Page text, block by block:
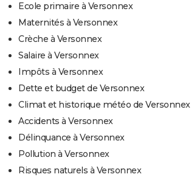
Ecole primaire à Versonnex
Maternités à Versonnex
Crèche à Versonnex
Salaire à Versonnex
Impôts à Versonnex
Dette et budget de Versonnex
Climat et historique météo de Versonnex
Accidents à Versonnex
Délinquance à Versonnex
Pollution à Versonnex
Risques naturels à Versonnex